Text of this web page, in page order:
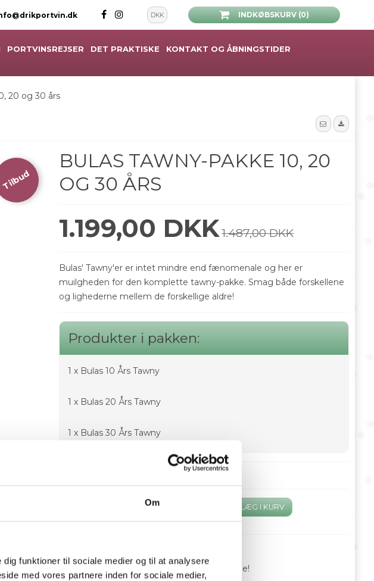
Om
funktioner til sociale medier og til at analysere
med vores partnere inden for sociale medier,
DKK INDKØBSKURV (0)
PORTVINSREJSER DET PRAKTISKE
KONTAKT OG ÅBNINGSTIDER
20 og 30 års
Tilbud
BULAS TAWNY-PAKKE 10, 20
OG 30 ÅRS
1.199,00 DKK1.487,00 DKK
Bulas' Tawny'er er intet mindre end fænomenale og her er
muilgheden for den komplette tawny-pakke. Smag både forskellene
og lighederne mellem de forskellige aldre!
Produkter i pakken:
1 x Bulas 10 Års Tawny
1 x Bulas 20 Års Tawny
1 x Bulas 30 Års Tawny
stk. LÆG I KURV
i forskellige aldre. Smag både forskellene og lighederne!